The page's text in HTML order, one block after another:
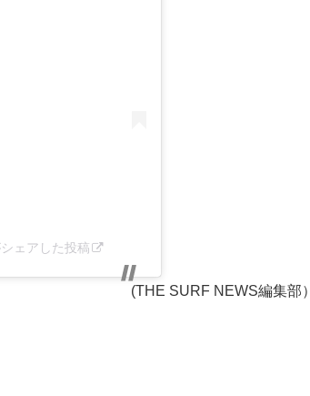
ェアした投稿
(THE SURF NEWS編集部）